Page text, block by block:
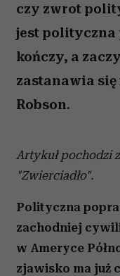
czy zwrot
jest polityczna
kończy, a
zastanawia
Robson.
Artykuł pochodzi
"Zwierciadło".
Polityczna
zachodniej
w Ameryce
zjawisko ma już